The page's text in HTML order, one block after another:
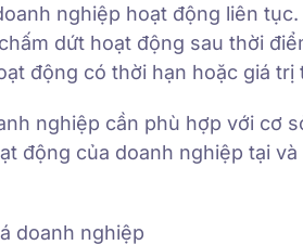
nghiệp hoạt động liên
dứt hoạt động sau thời
động có thời hạn hoặc giá trị
nghiệp cần phù hợp với cơ
động của doanh nghiệp tại
doanh nghiệp